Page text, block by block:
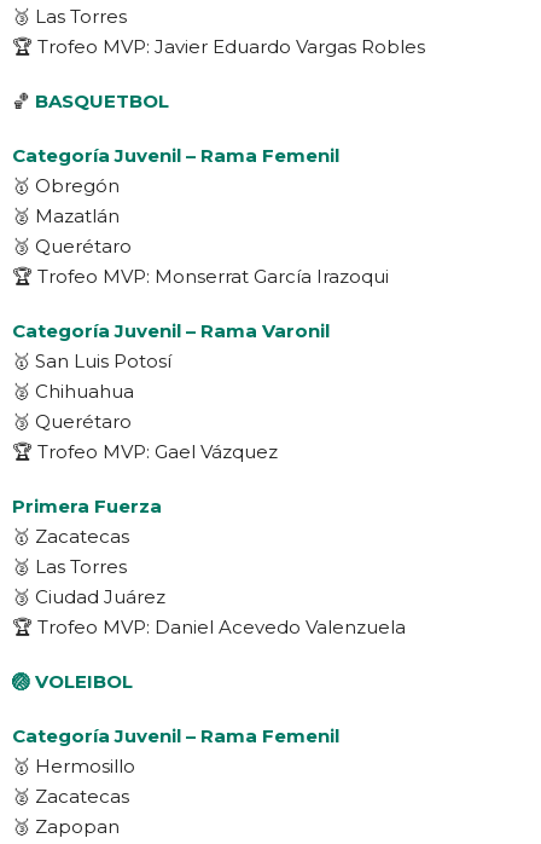
🥉 Las Torres
🏆 Trofeo MVP: Javier Eduardo Vargas Robles
🏀 BASQUETBOL
Categoría Juvenil – Rama Femenil
🥇 Obregón
🥈 Mazatlán
🥉 Querétaro
🏆 Trofeo MVP: Monserrat García Irazoqui
Categoría Juvenil – Rama Varonil
🥇 San Luis Potosí
🥈 Chihuahua
🥉 Querétaro
🏆 Trofeo MVP: Gael Vázquez
Primera Fuerza
🥇 Zacatecas
🥈 Las Torres
🥉 Ciudad Juárez
🏆 Trofeo MVP: Daniel Acevedo Valenzuela
🏐 VOLEIBOL
Categoría Juvenil – Rama Femenil
🥇 Hermosillo
🥈 Zacatecas
🥉 Zapopan